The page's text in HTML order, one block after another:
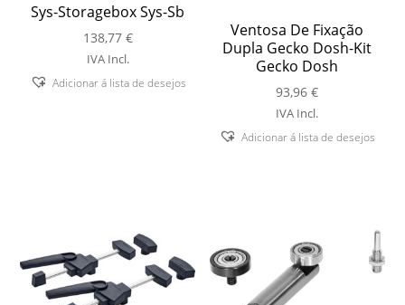
Sys-Storagebox Sys-Sb
138,77 €
IVA Incl.
Adicionar á lista de desejos
Ventosa De Fixação
Dupla Gecko Dosh-Kit
Gecko Dosh
93,96€
IVA Incl.
Adicionar á lista de desejos